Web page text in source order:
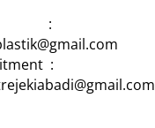
:
: